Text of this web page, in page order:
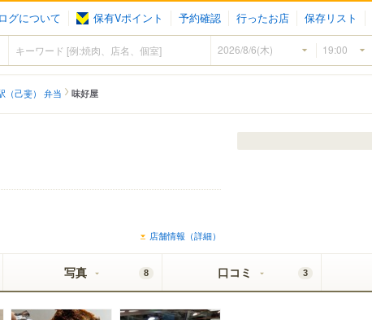
グについて 保有Vポイント 予約確認 行ったお店 保存リスト
（己斐） 弁当 味好屋
店舗情報（詳細）
写真 8 口コミ 3